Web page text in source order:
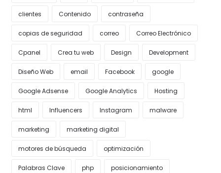
clientes Contenido contraseña
copias de seguridad correo Correo Electrónico
Cpanel Crea tu web Design Development
Diseño Web email Facebook google
Google Adsense Google Analytics Hosting
html Influencers Instagram malware
marketing marketing digital
motores de búsqueda optimización
Palabras Clave php posicionamiento